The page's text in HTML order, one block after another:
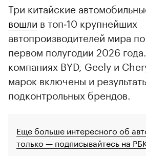
Три китайские
вошли в топ‑10 крупнейших
автопроизводителей мира
первом полугодии 2026
компаниях BYD, Geely и
марок включены и
подконтрольных брендов.
Еще больше интересного об
только — подписывайтесь на